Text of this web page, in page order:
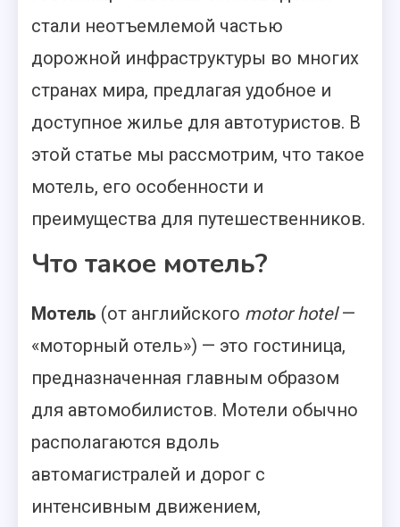
стали неотъемлемой частью
дорожной инфраструктуры во многих
странах мира, предлагая удобное и
доступное жилье для автотуристов. В
этой статье мы рассмотрим, что такое
мотель, его особенности и
преимущества для путешественников.
Что такое мотель?
Мотель (от английского motor hotel—
«моторный отель») — это гостиница,
предназначенная главным образом
для автомобилистов. Мотели обычно
располагаются вдоль
автомагистралей и дорог с
интенсивным движением,